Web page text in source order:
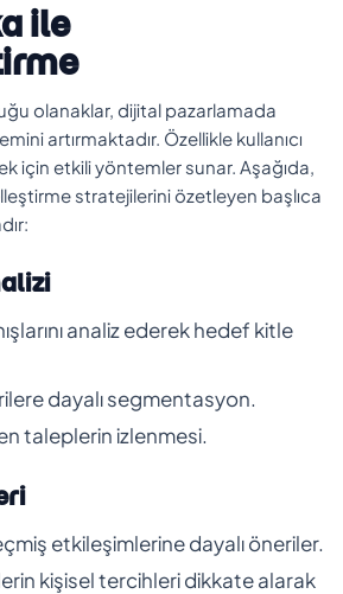
ile
olanaklar, dijital pazarlamada
artırmaktadır. Özellikle kullanıcı
için etkili yöntemler sunar. Aşağıda,
stratejilerini özetleyen başlıca
analiz ederek hedef kitle
dayalı segmentasyon.
taleplerin izlenmesi.
etkileşimlerine dayalı öneriler.
kişisel tercihleri dikkate alarak